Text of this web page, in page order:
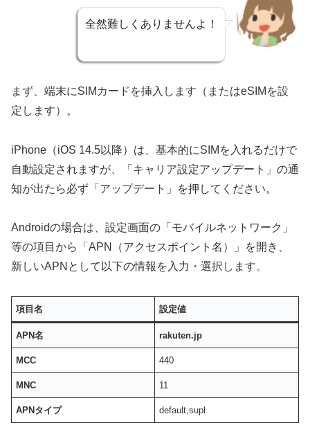
全然難しくありませんよ！
まず、端末にSIMカードを挿入します（またはeSIMを設
定します）。
iPhone（iOS 14.5以降）は、基本的にSIMを入れるだけで
自動設定されますが、「キャリア設定アップデート」の通
知が出たら必ず「アップデート」を押してください。
Androidの場合は、設定画面の「モバイルネットワーク」
等の項目から「APN（アクセスポイント名）」を開き、
新しいAPNとして以下の情報を入力・選択します。
項目名 設定値
APN名 rakuten.jp
MCC 440
MNC 11
APNタイプ default,supl